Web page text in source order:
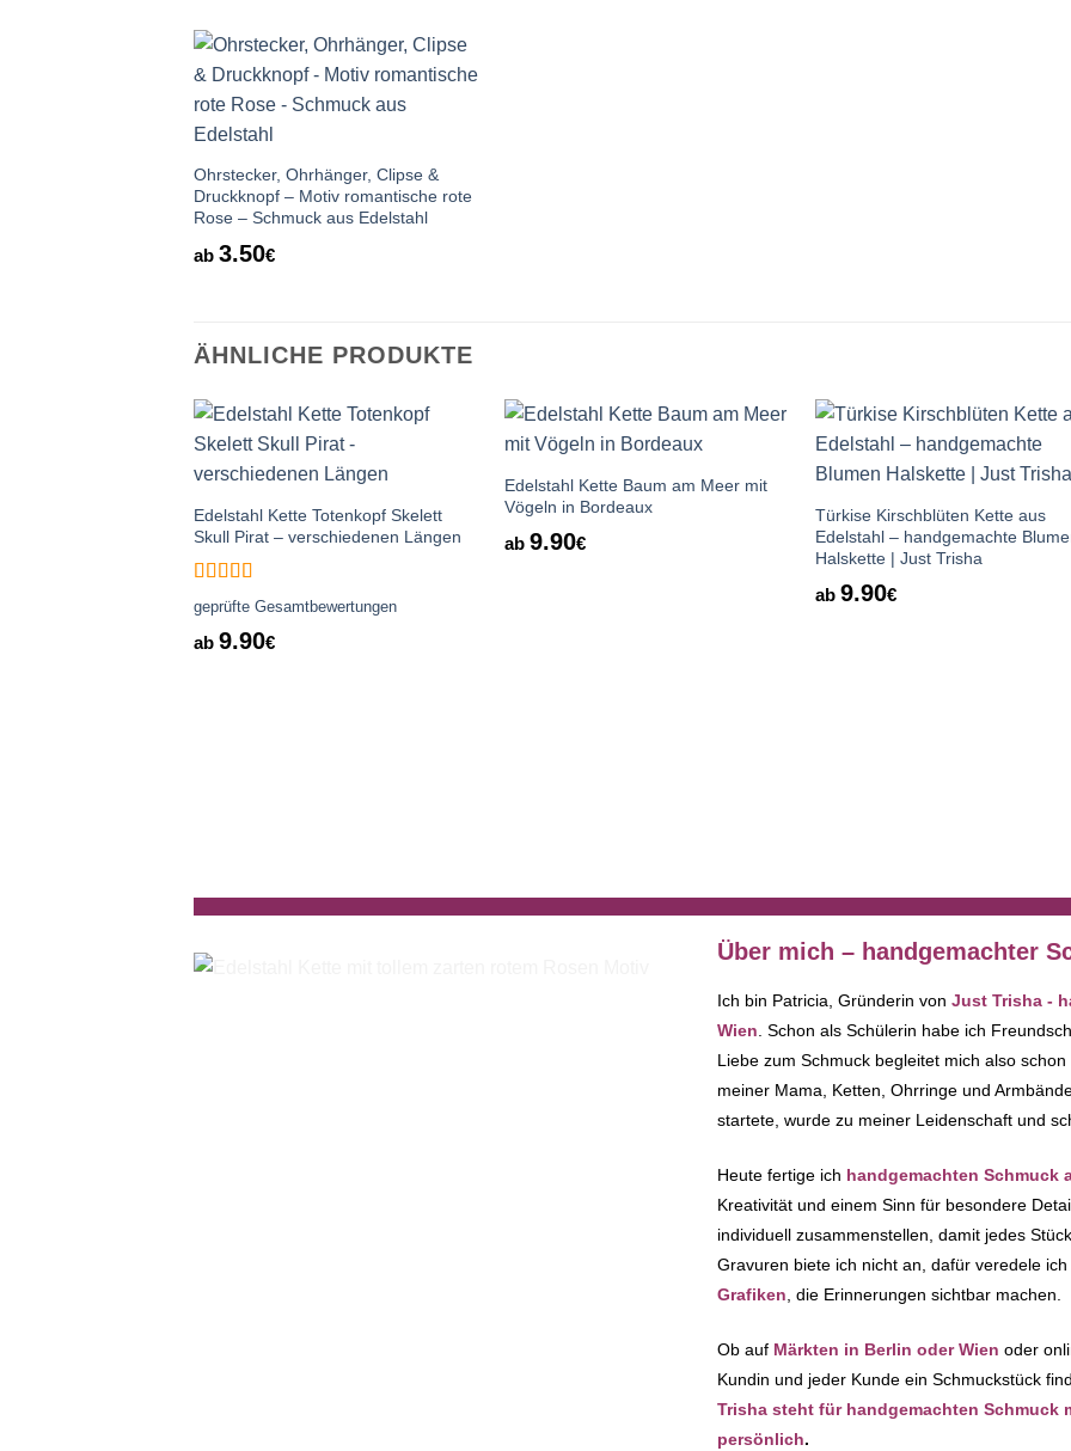
Wunschliste
Ohrstecker, Ohrhänger, Clipse &
Druckknopf – Motiv romantische rote
Rose – Schmuck aus Edelstahl
ab 3.50€
ÄHNLICHE PRODUKTE
Wunschliste
Edelstahl Kette Totenkopf Skelett
Skull Pirat – verschiedenen Längen
Bewertet
mit5von 5
geprüfte Gesamtbewertungen
ab 9.90€
Wunschliste
Edelstahl Kette Baum am Meer mit
Vögeln in Bordeaux
ab 9.90€
Auf die
Türkise Kirschblüten Kette aus
Edelstahl – handgemachte
Halskette | Just Trisha
ab 9.90€
Über mich – handgemachter
Ich bin Patricia, Gründerin von Just Trisha -
Wien. Schon als Schülerin habe ich
Liebe zum Schmuck begleitet mich also
meiner Mama, Ketten, Ohrringe und
startete, wurde zu meiner Leidenschaft und
Heute fertige ich handgemachten Schmuck
Kreativität und einem Sinn für besondere
individuell zusammenstellen, damit jedes
Gravuren biete ich nicht an, dafür veredele
Grafiken , die Erinnerungen sichtbar machen.
Ob auf Märkten in Berlin oder Wien oder
Kundin und jeder Kunde ein Schmuckstück
Trisha steht für handgemachten Schmuck
persönlich.